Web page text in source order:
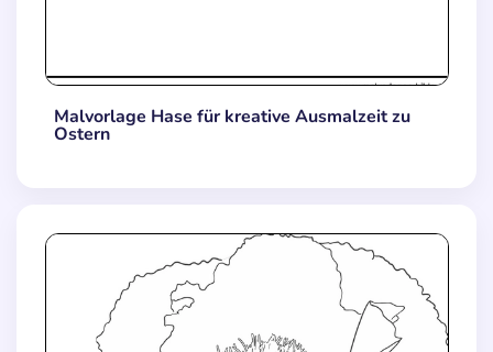
Malvorlage Hase für kreative Ausmalzeit zu
Ostern